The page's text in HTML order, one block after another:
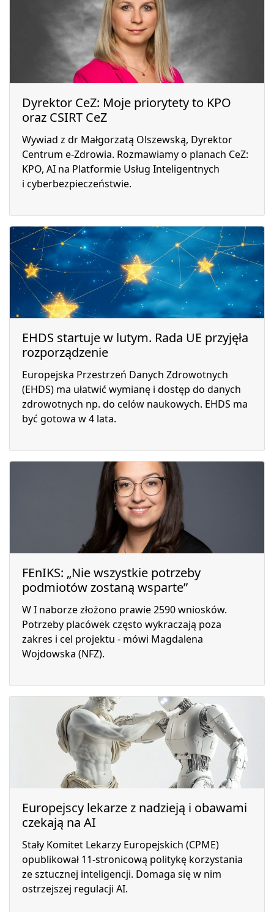
Dyrektor CeZ: Moje priorytety to KPO
oraz CSIRT CeZ
Wywiad z dr Małgorzatą Olszewską, Dyrektor
Centrum e-Zdrowia. Rozmawiamy o planach CeZ:
KPO, AI na Platformie Usług Inteligentnych
i cyberbezpieczeństwie.
EHDS startuje w lutym. Rada UE przyjęła
rozporządzenie
Europejska Przestrzeń Danych Zdrowotnych
(EHDS) ma ułatwić wymianę i dostęp do danych
zdrowotnych np. do celów naukowych. EHDS ma
być gotowa w 4 lata.
FEnIKS: „Nie wszystkie potrzeby
podmiotów zostaną wsparte”
W I naborze złożono prawie 2590 wniosków.
Potrzeby placówek często wykraczają poza
zakres i cel projektu - mówi Magdalena
Wojdowska (NFZ).
Europejscy lekarze z nadzieją i obawami
czekają na AI
Stały Komitet Lekarzy Europejskich (CPME)
opublikował 11-stronicową politykę korzystania
ze sztucznej inteligencji. Domaga się w nim
ostrzejszej regulacji AI.